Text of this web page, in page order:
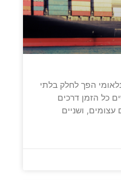
הפך לחלק בלתי
כל הזמן דרכים
עצומים, ושניים